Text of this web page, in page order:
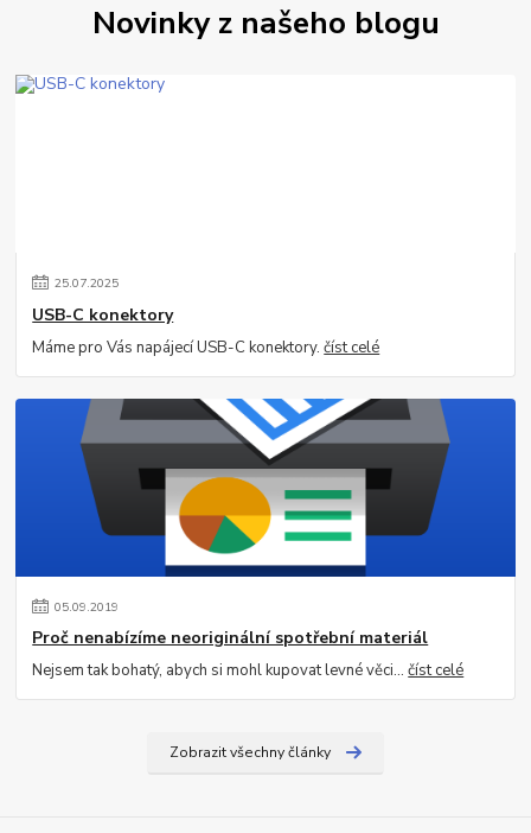
Novinky z našeho blogu
25.07.2025
USB-C konektory
Máme pro Vás napájecí USB-C konektory.číst celé
05.09.2019
Proč nenabízíme neoriginální spotřební materiál
Nejsem tak bohatý, abych si mohl kupovat levné věci...číst celé
Zobrazit všechny články